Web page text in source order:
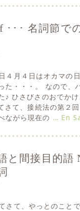
･･･ 名詞節で
４月４日はオカマの
た・・・。 なので、
♪ ひさびさのおでか
さて、接続法の第２
ながら現在の … En
と間接目的語
さて、やっとのこと